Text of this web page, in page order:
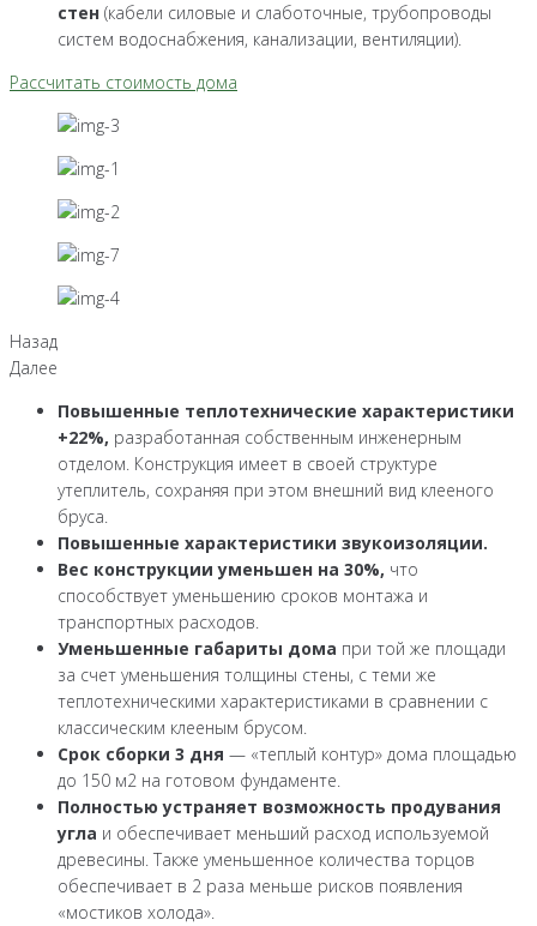
стен (кабели силовые и слаботочные, трубопроводы
систем водоснабжения, канализации, вентиляции).
Рассчитать стоимость дома
Назад
Далее
Повышенные теплотехнические характеристики
+22%, разработанная собственным инженерным
отделом. Конструкция имеет в своей структуре
утеплитель, сохраняя при этом внешний вид клееного
бруса.
Повышенные характеристики звукоизоляции.
Вес конструкции уменьшен на 30%, что
способствует уменьшению сроков монтажа и
транспортных расходов.
Уменьшенные габариты дома при той же площади
за счет уменьшения толщины стены, с теми же
теплотехническими характеристиками в сравнении с
классическим клееным брусом.
Срок сборки 3 дня — «теплый контур» дома площадью
до 150 м2 на готовом фундаменте.
Полностью устраняет возможность продувания
угла и обеспечивает меньший расход используемой
древесины. Также уменьшенное количества торцов
обеспечивает в 2 раза меньше рисков появления
«мостиков холода».